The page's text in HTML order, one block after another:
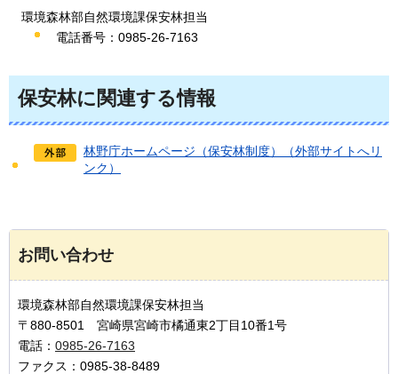
環境森林部自然環境課保安林担当
電話番号：0985-26-7163
保安林に関連する情報
林野庁ホームページ（保安林制度）（外部サイトへリ
ンク）
お問い合わせ
環境森林部自然環境課保安林担当
〒880-8501 宮崎県宮崎市橘通東2丁目10番1号
電話： 0985-26-7163
ファクス：0985-38-8489